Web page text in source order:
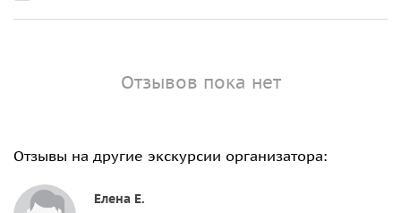
Отзывов пока нет
Отзывы на другие экскурсии организатора:
Елена Е.